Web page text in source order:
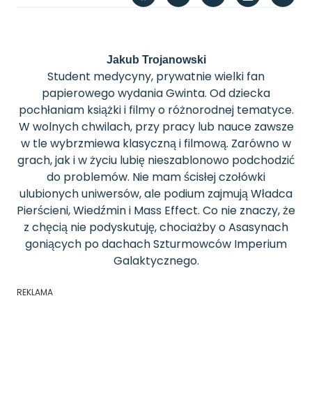
Jakub Trojanowski
Student medycyny, prywatnie wielki fan
papierowego wydania Gwinta. Od dziecka
pochłaniam książki i filmy o różnorodnej tematyce.
W wolnych chwilach, przy pracy lub nauce zawsze
w tle wybrzmiewa klasyczną i filmową. Zarówno w
grach, jak i w życiu lubię nieszablonowo podchodzić
do problemów. Nie mam ścisłej czołówki
ulubionych uniwersów, ale podium zajmują Władca
Pierścieni, Wiedźmin i Mass Effect. Co nie znaczy, że
z chęcią nie podyskutuję, chociażby o Asasynach
goniących po dachach Szturmowców Imperium
Galaktycznego.
REKLAMA